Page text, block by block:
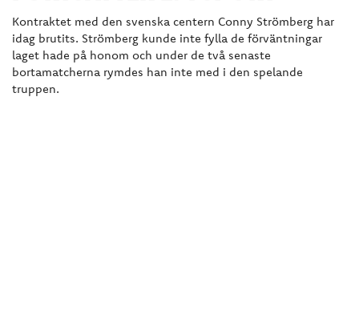
Kontraktet med den svenska centern Conny Strömberg har
idag brutits. Strömberg kunde inte fylla de förväntningar
laget hade på honom och under de två senaste
bortamatcherna rymdes han inte med i den spelande
truppen.